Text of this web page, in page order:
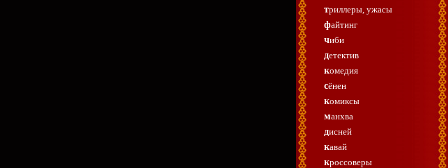
триллеры, ужасы
файтинг
чиби
детектив
комедия
сёнен
комиксы
манхва
дисней
кавай
кроссоверы